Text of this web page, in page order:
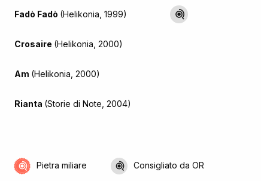
Fadò Fadò (Helikonia, 1999)
Crosaire (Helikonia, 2000)
Am (Helikonia, 2000)
Rianta (Storie di Note, 2004)
Pietra miliare Consigliato da OR